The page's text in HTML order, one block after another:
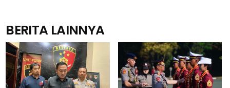
BERITA LAINNYA